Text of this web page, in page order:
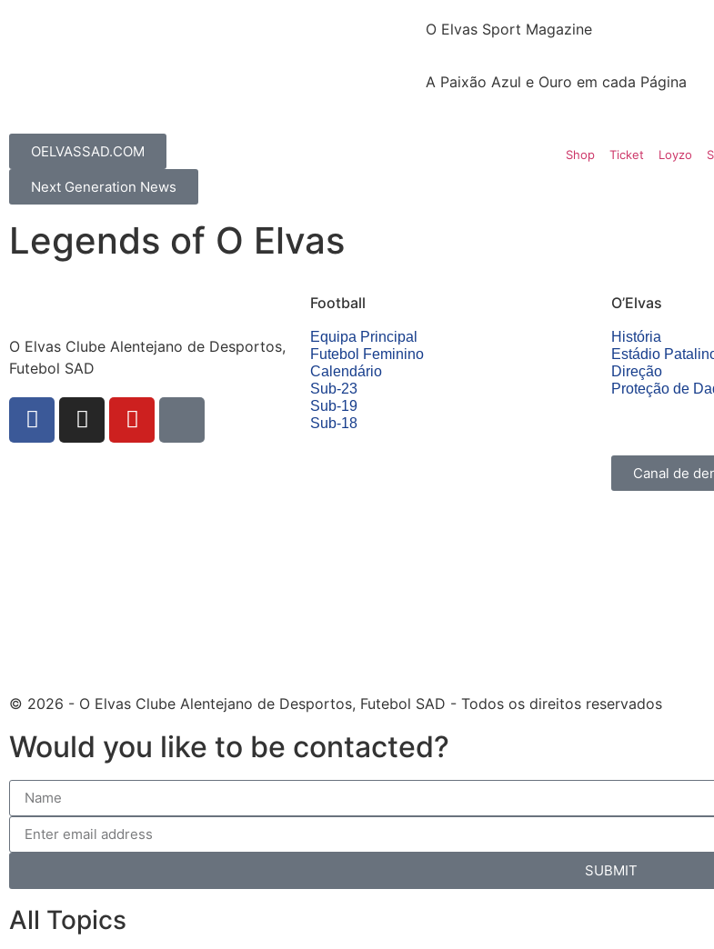
O Elvas Sport Magazine
A Paixão Azul e Ouro em cada Página
OELVASSAD.COM
Next Generation News
Shop Ticket Loyzo
Legends of O Elvas
O Elvas Clube Alentejano de Desportos,
Futebol SAD
Football
Equipa Principal
Futebol Feminino
Calendário
Sub-23
Sub-19
Sub-18
O’Elvas
História
Estádio
Direção
Proteção de
Canal de
© 2026 - O Elvas Clube Alentejano de Desportos, Futebol SAD - Todos os direitos reservados
Would you like to be contacted?
SUBMIT
All Topics